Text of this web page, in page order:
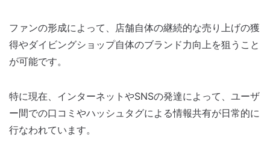
ファンの形成によって、店舗自体の継続的な売り上げの獲
得やダイビングショップ自体のブランド力向上を狙うこと
が可能です。
特に現在、インターネットやSNSの発達によって、ユーザ
ー間での口コミやハッシュタグによる情報共有が日常的に
行なわれています。